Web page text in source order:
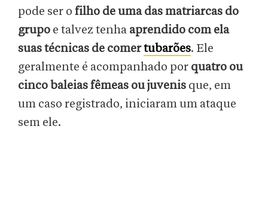
pode ser o filho de uma das matriarcas do
grupo e talvez tenha aprendido com ela
suas técnicas de comertubarões. Ele
geralmente é acompanhado por quatro ou
cinco baleias fêmeas ou juvenis que, em
um caso registrado, iniciaram um ataque
sem ele.